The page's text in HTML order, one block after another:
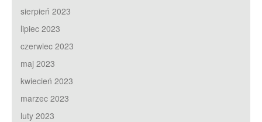
sierpień 2023
lipiec 2023
czerwiec 2023
maj 2023
kwiecień 2023
marzec 2023
luty 2023